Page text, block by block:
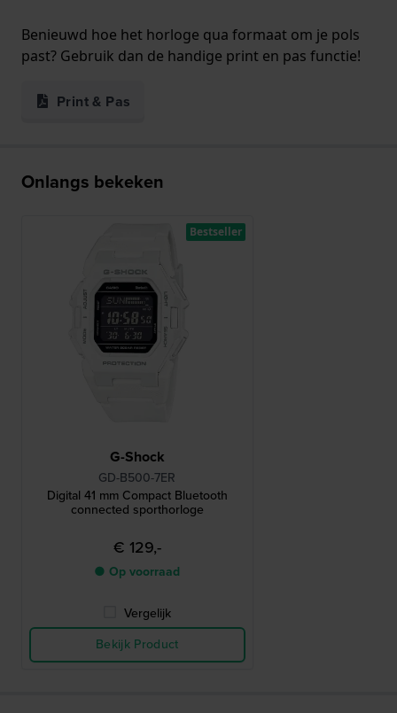
Benieuwd hoe het horloge qua formaat om je pols
past? Gebruik dan de handige print en pas functie!
Print & Pas
Onlangs bekeken
G-Shock
GD-B500-7ER
Digital 41 mm Compact Bluetooth
connected sporthorloge
€ 129,-
● Op voorraad
Vergelijk
Bekijk Product
Bestseller